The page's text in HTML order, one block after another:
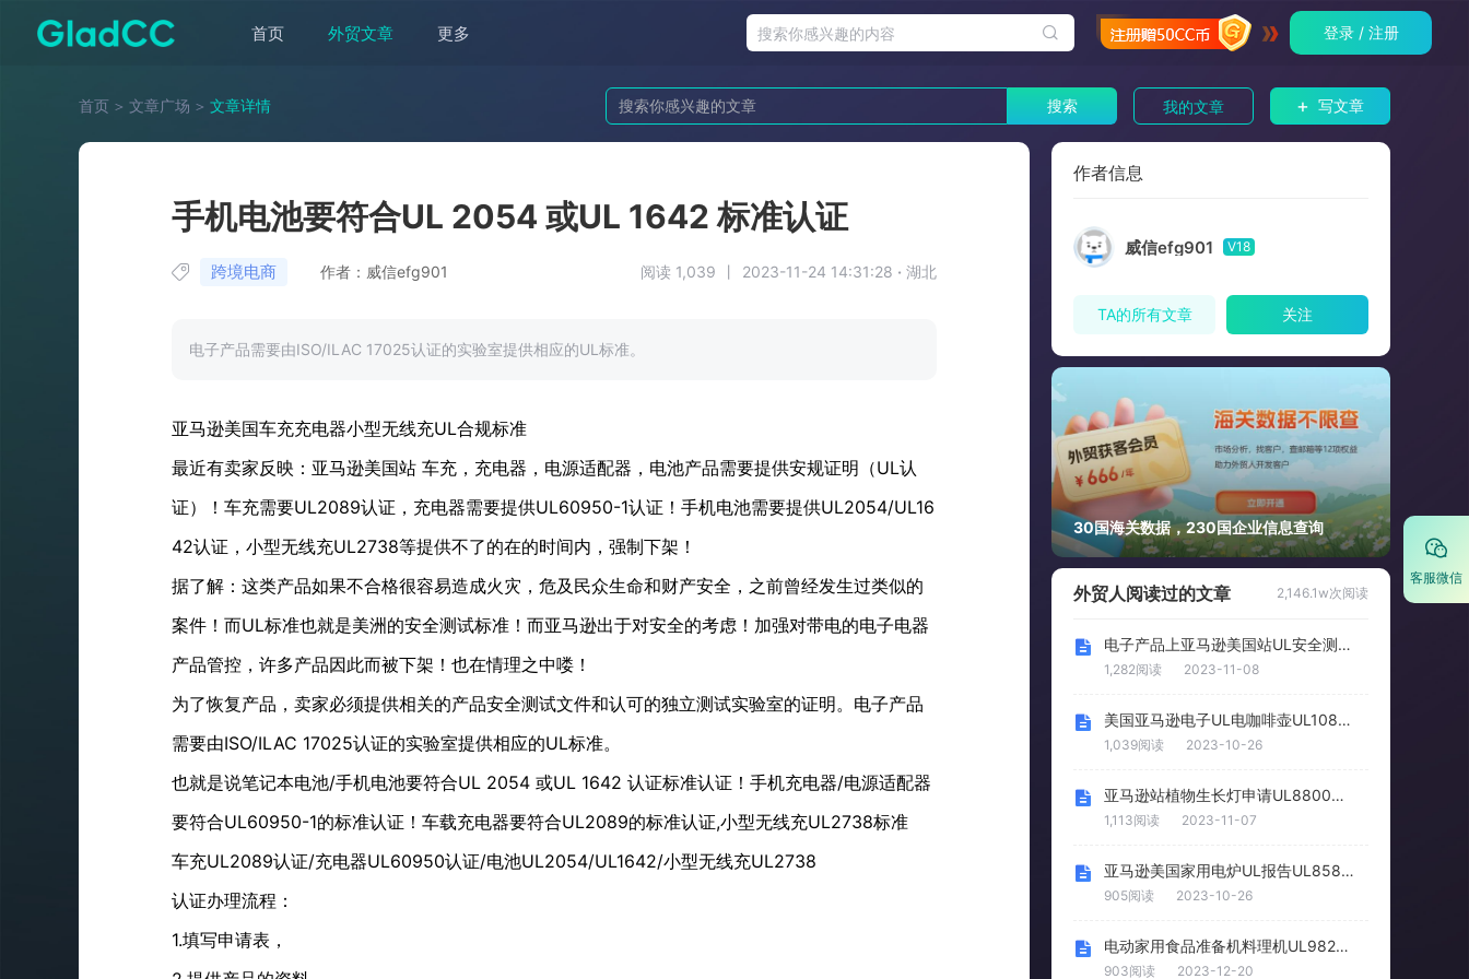
首页 外贸文章 更多 登录 / 注册
客服微信
首页 ＞ 文章广场 ＞ 文章详情 搜索 我的文章 + 写文章
手机电池要符合UL 2054 或UL 1642 标准认证
跨境电商 作者：威信efg901 阅读 1,039 丨 2023-11-24 14:31:28 · 湖北
电子产品需要由ISO/ILAC 17025认证的实验室提供相应的UL标准。
亚马逊美国车充充电器小型无线充UL合规标准
最近有卖家反映：亚马逊美国站 车充，充电器，电源适配器，电池产品需要提供安规证明（UL认
证）！车充需要UL2089认证，充电器需要提供UL60950-1认证！手机电池需要提供UL2054/UL16
42认证，小型无线充UL2738等提供不了的在的时间内，强制下架！
据了解：这类产品如果不合格很容易造成火灾，危及民众生命和财产安全，之前曾经发生过类似的
案件！而UL标准也就是美洲的安全测试标准！而亚马逊出于对安全的考虑！加强对带电的电子电器
产品管控，许多产品因此而被下架！也在情理之中喽！
为了恢复产品，卖家必须提供相关的产品安全测试文件和认可的独立测试实验室的证明。电子产品
需要由ISO/ILAC 17025认证的实验室提供相应的UL标准。
也就是说笔记本电池/手机电池要符合UL 2054 或UL 1642 认证标准认证！手机充电器/电源适配器
要符合UL60950-1的标准认证！车载充电器要符合UL2089的标准认证,小型无线充UL2738标准
车充UL2089认证/充电器UL60950认证/电池UL2054/UL1642/小型无线充UL2738
认证办理流程：
1.填写申请表，
作者信息
威信efg901 V18
TA的所有文章 关注
30国海关数据，230国企业信息查询
外贸人阅读过的文章 2,146.1w次阅读
电子产品上亚马逊美国站UL安全测试标准大全
1,282阅读 2023-11-08
美国亚马逊电子UL电咖啡壶UL1082报告办理
1,039阅读 2023-10-26
亚马逊站植物生长灯申请UL8800认证办理必看
1,113阅读 2023-11-07
亚马逊美国家用电炉UL报告UL858标准办理
905阅读 2023-10-26
电动家用食品准备机料理机UL982检测报告
903阅读 2023-12-20